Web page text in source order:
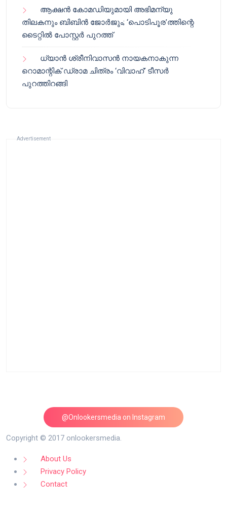
ആക്ഷൻ കോമഡിയുമായി അഭിമന്യു
തിലകനും ബിബിൻ ജോർജും; ‘പൊടിപൂര’ത്തിന്റെ
ടൈറ്റിൽ പോസ്റ്റർ പുറത്ത്
ധ്യാൻ ശ്രീനിവാസൻ നായകനാകുന്ന
റൊമാന്റിക് ഡ്രാമ ചിത്രം ‘വിവാഹ്’ ടീസർ
പുറത്തിറങ്ങി
Advertisement
@Onlookersmedia on Instagram
Follow on Instagram
Copyright © 2017 onlookersmedia.
About Us
Privacy Policy
Contact